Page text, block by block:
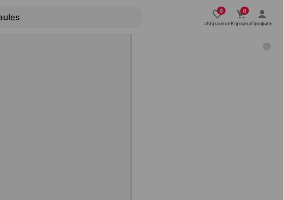
ИзбранноеКорзинаПрофиль